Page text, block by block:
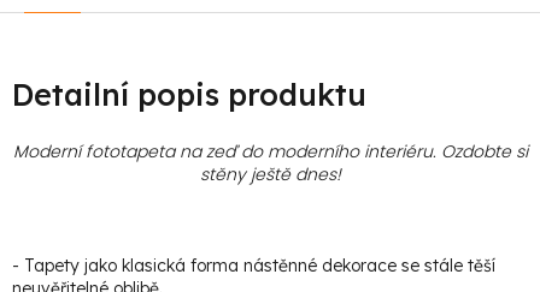
Detailní popis produktu
Moderní fototapeta na zeď do moderního interiéru. Ozdobte si
stěny ještě dnes!
- Tapety jako klasická forma nástěnné dekorace se stále těší